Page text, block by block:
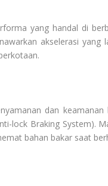
yang handal di
akselerasi yang
dan
lock Braking System).
bahan bakar saat